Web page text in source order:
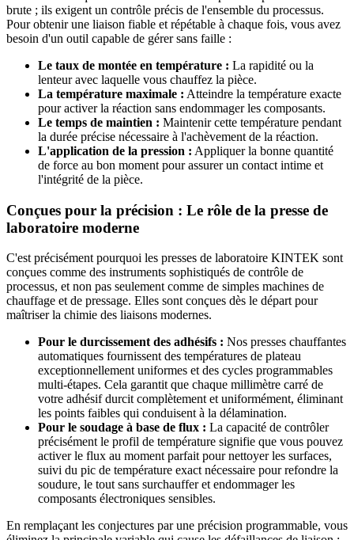
brute ; ils exigent un contrôle précis de l'ensemble du processus.
Pour obtenir une liaison fiable et répétable à chaque fois, vous avez
besoin d'un outil capable de gérer sans faille :
Le taux de montée en température : La rapidité ou la
lenteur avec laquelle vous chauffez la pièce.
La température maximale : Atteindre la température exacte
pour activer la réaction sans endommager les composants.
Le temps de maintien : Maintenir cette température pendant
la durée précise nécessaire à l'achèvement de la réaction.
L'application de la pression : Appliquer la bonne quantité
de force au bon moment pour assurer un contact intime et
l'intégrité de la pièce.
Conçues pour la précision : Le rôle de la presse de
laboratoire moderne
C'est précisément pourquoi les presses de laboratoire KINTEK sont
conçues comme des instruments sophistiqués de contrôle de
processus, et non pas seulement comme de simples machines de
chauffage et de pressage. Elles sont conçues dès le départ pour
maîtriser la chimie des liaisons modernes.
Pour le durcissement des adhésifs : Nos presses chauffantes
automatiques fournissent des températures de plateau
exceptionnellement uniformes et des cycles programmables
multi-étapes. Cela garantit que chaque millimètre carré de
votre adhésif durcit complètement et uniformément, éliminant
les points faibles qui conduisent à la délamination.
Pour le soudage à base de flux : La capacité de contrôler
précisément le profil de température signifie que vous pouvez
activer le flux au moment parfait pour nettoyer les surfaces,
suivi du pic de température exact nécessaire pour refondre la
soudure, le tout sans surchauffer et endommager les
composants électroniques sensibles.
En remplaçant les conjectures par une précision programmable, vous